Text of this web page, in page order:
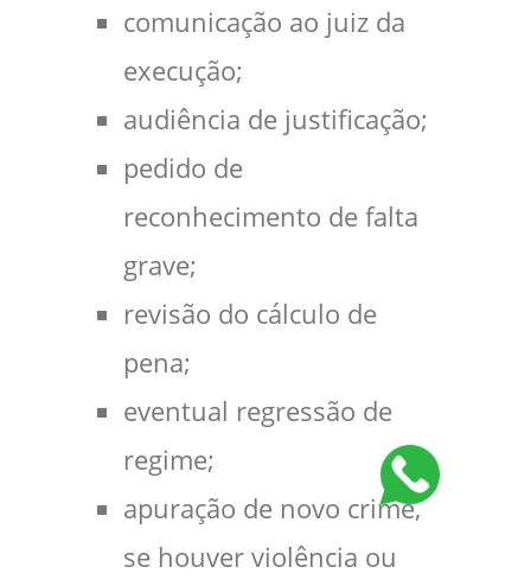
comunicação ao juiz da
execução;
audiência de justificação;
pedido de
reconhecimento de falta
grave;
revisão do cálculo de
pena;
eventual regressão de
regime;
apuração de novo crime,
se houver violência ou